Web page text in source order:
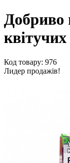
Добриво
Код товару: 976
Лидер продажів!